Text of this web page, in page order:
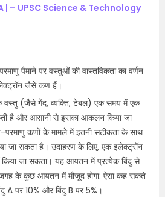
– UPSC Science & Technology
पैमाने पर वस्तुओं की वास्तविकता का वर्णन
जैसे कण हैं।
वस्तु (जैसे गेंद, व्यक्ति, टेबल) एक समय में एक
है और आसानी से इसका आकलन किया जा
परमाणु कणों के मामले में इतनी सटीकता के साथ
जा सकता है। उदाहरण के लिए, एक इलेक्ट्रॉन
किया जा सकता। यह आयतन में प्रत्येक बिंदु से
के कुछ आयतन में मौजूद होगा: ऐसा कह सकते
A पर 10% और बिंदु B पर 5%।